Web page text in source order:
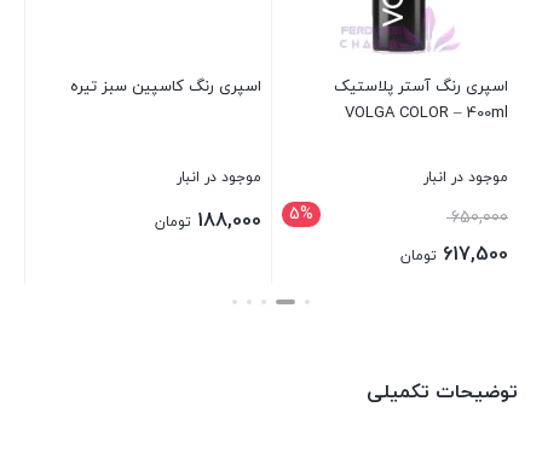
اسپری رنگ آستر پلاستیک
VOLGA COLOR – 400ml
موجود در انبار
5% 650,000قیمت
اصلی:617,500 تومان
اسپری رنگ کاسپین سبز تیره
موجود در انبار
188,000 تومان
بستن
توضیحات تکمیلی